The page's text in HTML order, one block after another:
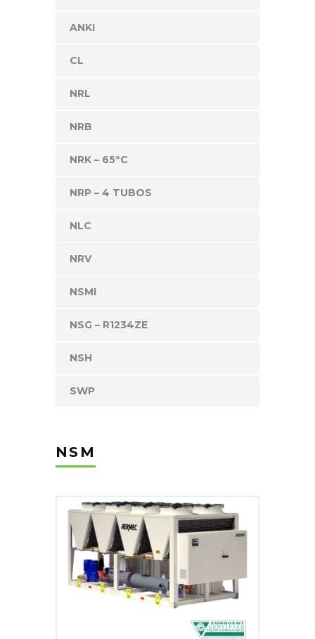
ANKI
CL
NRL
NRB
NRK – 65ºC
NRP – 4 TUBOS
NLC
NRV
NSMI
NSG – R1234ZE
NSH
SWP
NSM